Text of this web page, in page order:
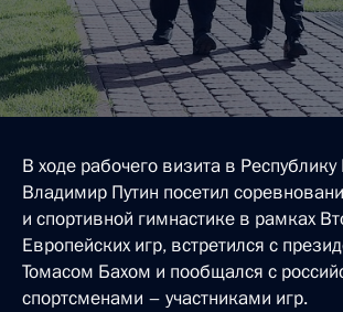
В ходе рабочего визита в Республику
Владимир Путин посетил
и спортивной гимнастике в рамках
Европейских игр, встретился с
Томасом Бахом и пообщался с
спортсменами – участниками игр.